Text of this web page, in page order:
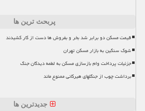
پربحث ترین ها
قیمت مسکن دو برابر شد بخر و بفروش ها دست از کار کشیدند
شوک سنگین به بازار مسکن تهران
جزئیات پرداخت وام بازسازی مسکن به لطمه دیدگان جنگ
برداشت چوب از جنگلهای هیرکانی ممنوع ماند
جدیدترین ها